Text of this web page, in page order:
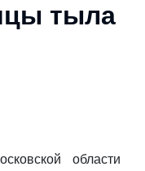
тыла
области